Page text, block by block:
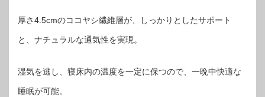
厚さ4.5cmのココヤシ繊維層が、しっかりとしたサポート
と、ナチュラルな通気性を実現。
湿気を逃し、寝床内の温度を一定に保つので、一晩中快適な
睡眠が可能。